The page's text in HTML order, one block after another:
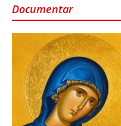
Documentar